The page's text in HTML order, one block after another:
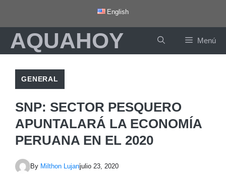
contenido
English
AQUAHOY Menú
GENERAL
SNP: SECTOR PESQUERO
APUNTALARÁ LA ECONOMÍA
PERUANA EN EL 2020
By Milthon Lujanjulio 23, 2020